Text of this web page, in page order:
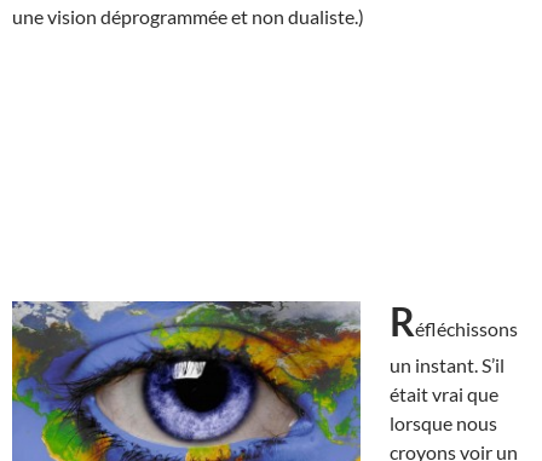
une vision déprogrammée et non dualiste.)
Réfléchissons
un instant. S’il
était vrai que
lorsque nous
croyons voir un